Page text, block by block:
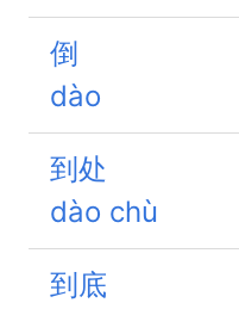
倒
dào
到处
dào chù
到底